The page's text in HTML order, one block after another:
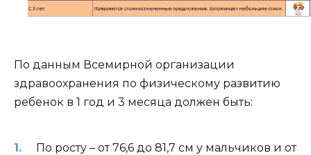
По данным Всемирной организации
здравоохранения по физическому развитию
ребенок в 1 год и 3 месяца должен быть:
По росту – от 76,6 до 81,7 см у мальчиков и от